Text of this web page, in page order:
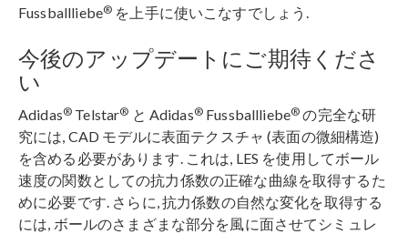
Fussballliebe® を上手に使いこなすでしょう.
今後のアップデートにご期待くださ
い
Adidas® Telstar® と Adidas®Fussballliebe® の完全な研
究には, CAD モデルに表面テクスチャ (表面の微細構造)
を含める必要があります. これは, LES を使用してボール
速度の関数としての抗力係数の正確な曲線を取得するた
めに必要です. さらに, 抗力係数の自然な変化を取得する
には, ボールのさまざまな部分を風に面させてシミュレ